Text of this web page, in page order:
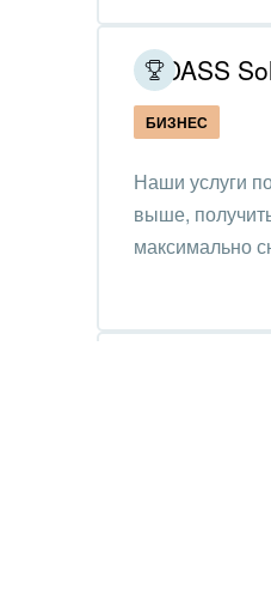
IT DASS
БИЗНЕС
Наши услуги
выше,
максимально